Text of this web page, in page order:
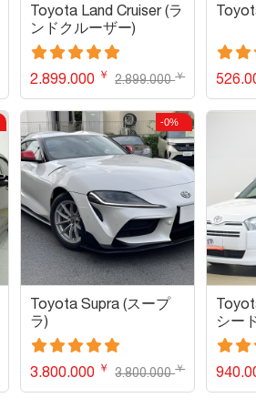
Toyota Land Cruiser (ラ
ンドクルーザー)
2.899.000￥
2.899.000 ￥
-0%
Toyota Supra (スープ
ラ)
3.800.000￥
3.800.000 ￥
シー